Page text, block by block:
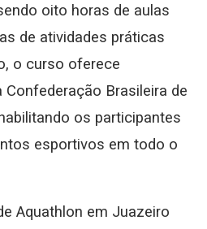
oito horas de aulas
de atividades práticas
o curso oferece
Brasileira de
os participantes
esportivos em todo o
Aquathlon em Juazeiro